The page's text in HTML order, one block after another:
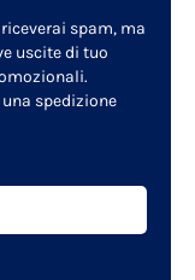
spam, ma
uscite di tuo
spedizione